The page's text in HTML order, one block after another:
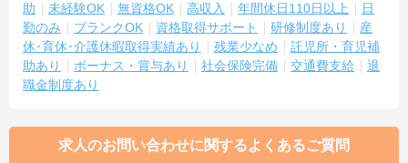
助
未経験OK 無資格OK 高収入 年間休日110日以上
日
勤のみ
ブランクOK 資格取得サポート 研修制度あり
産
休･育休･介護休暇取得実績あり
残業少なめ
託児所・育児補
助あり
ボーナス・賞与あり 社会保険完備 交通費支給
退
職金制度あり
求人のお問い合わせに関するよくあるご質問